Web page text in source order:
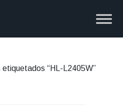
“HL-L2405W”